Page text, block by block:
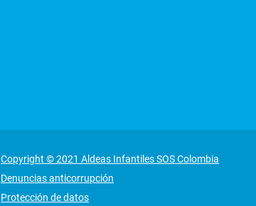
Copyright © 2021 Aldeas Infantiles SOS Colombia
Denuncias anticorrupción
Protección de datos